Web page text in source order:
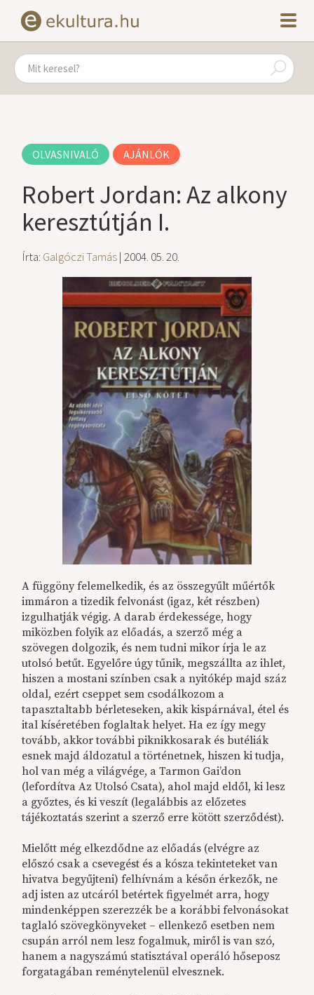
OLVASNIVALÓ AJÁNLÓK
Robert Jordan: Az alkony
keresztútján I.
Írta: Galgóczi Tamás| 2004. 05. 20.
A függöny felemelkedik, és az összegyűlt műértők
immáron a tizedik felvonást (igaz, két részben)
izgulhatják végig. A darab érdekessége, hogy
miközben folyik az előadás, a szerző még a
szövegen dolgozik, és nem tudni mikor írja le az
utolsó betűt. Egyelőre úgy tűnik, megszállta az ihlet,
hiszen a mostani színben csak a nyitókép majd száz
oldal, ezért cseppet sem csodálkozom a
tapasztaltabb bérleteseken, akik kispárnával, étel és
ital kíséretében foglaltak helyet. Ha ez így megy
tovább, akkor további piknikkosarak és butéliák
esnek majd áldozatul a történetnek, hiszen ki tudja,
hol van még a világvége, a Tarmon Gai’don
(lefordítva Az Utolsó Csata), ahol majd eldől, ki lesz
a győztes, és ki veszít (legalábbis az előzetes
tájékoztatás szerint a szerző erre kötött szerződést).
Mielőtt még elkezdődne az előadás (elvégre az
előszó csak a csevegést és a kósza tekinteteket van
hivatva begyűjteni) felhívnám a későn érkezők, ne
adj isten az utcáról betértek figyelmét arra, hogy
mindenképpen szerezzék be a korábbi felvonásokat
taglaló szövegkönyveket – ellenkező esetben nem
csupán arról nem lesz fogalmuk, miről is van szó,
hanem a nagyszámú statisztával operáló hőseposz
forgatagában reménytelenül elvesznek.